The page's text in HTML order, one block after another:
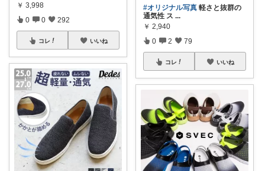
￥ 3,998
0 0 292
コレ いいね
#オリジナル写真 軽さと抜群の
通気性 ス ...
￥ 2,940
0 2 79
コレ いいね